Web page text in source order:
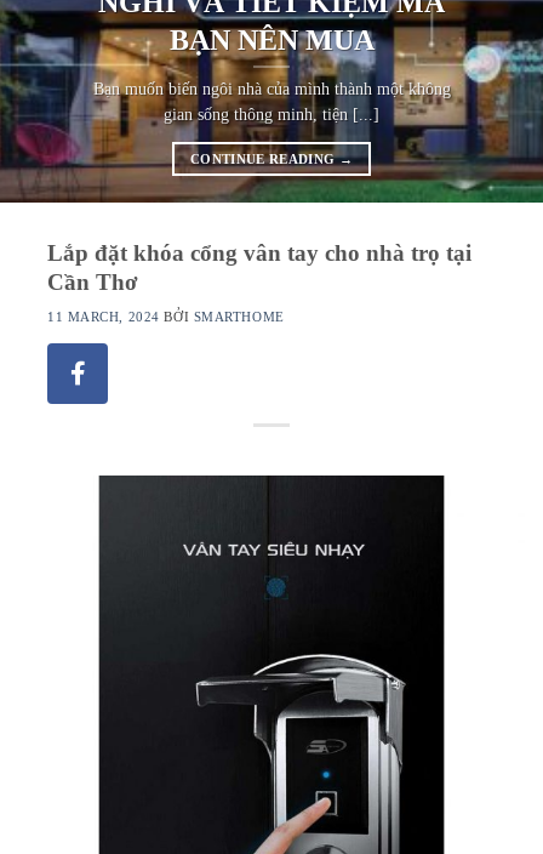
BẠN NÊN MUA
Bạn muốn biến ngôi nhà của mình thành một không
gian sống thông minh, tiện [...]
CONTINUE READING→
Lắp đặt khóa cổng vân tay cho nhà trọ tại
Cần Thơ
11 MARCH, 2024 BỞI SMARTHOME